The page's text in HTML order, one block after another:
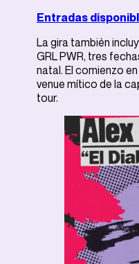
Entradas
La gira también
GRL PWR, tres
natal. El comienzo
venue mítico de la
tour.